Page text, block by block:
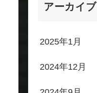
アーカイブ
2025年1月
2024年12月